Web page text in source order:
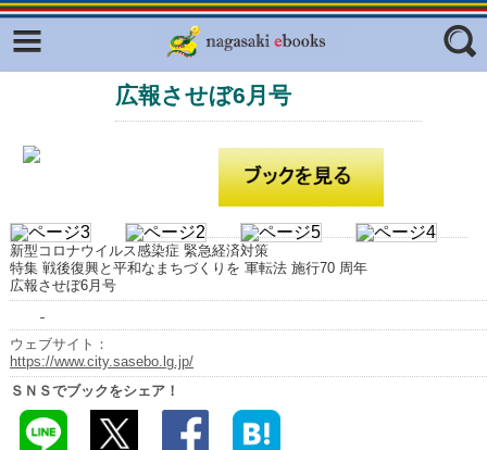
フリーワード
ジャンル
エリア
広報させぼ6月号
新型コロナウイルス感染症 緊急経済対策
特集 戦後復興と平和なまちづくりを 軍転法 施行70 周年
広報させぼ6月号
ウェブサイト：
https://www.city.sasebo.lg.jp/
ＳＮＳでブックをシェア！
Facebook
ふくいろキラリプロジェクト
ラリー（TOKYO Brochures）
はじめてご利用される方へ
コンテンツ
広報誌ナビ
明治日本の産業革命遺産
長崎と天草地方の潜伏キリシタン
関連遺産